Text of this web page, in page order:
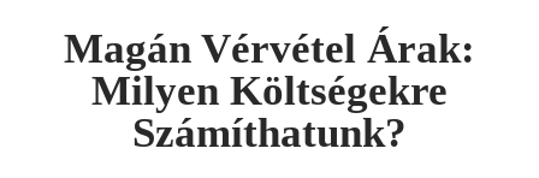
Magán Vérvétel Árak:
Milyen Költségekre
Számíthatunk?